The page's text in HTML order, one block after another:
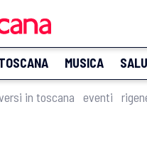
MUSICA
in toscana eventi